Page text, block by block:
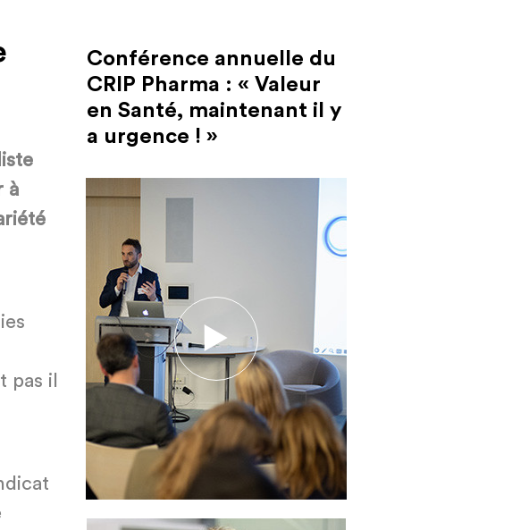
à
pas il
Conférence annuelle du
CRIP Pharma : « Valeur
en Santé, maintenant il y
a urgence ! »